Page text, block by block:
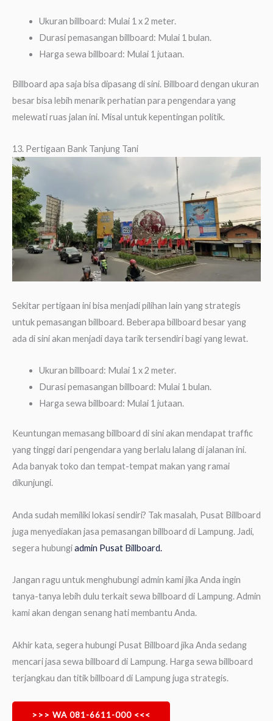
Ukuran billboard: Mulai 1 x 2 meter.
Durasi pemasangan billboard: Mulai 1 bulan.
Harga sewa billboard: Mulai 1 jutaan.
Billboard apa saja bisa dipasang di sini. Billboard dengan ukuran
besar bisa lebih menarik perhatian para pengendara yang
melewati ruas jalan ini. Misal untuk kepentingan politik.
13. Pertigaan Bank Tanjung Tani
Sekitar pertigaan ini bisa menjadi pilihan lain yang strategis
untuk pemasangan billboard. Beberapa billboard besar yang
ada di sini akan menjadi daya tarik tersendiri bagi yang lewat.
Ukuran billboard: Mulai 1 x 2 meter.
Durasi pemasangan billboard: Mulai 1 bulan.
Harga sewa billboard: Mulai 1 jutaan.
Keuntungan memasang billboard di sini akan mendapat traffic
yang tinggi dari pengendara yang berlalu lalang di jalanan ini.
Ada banyak toko dan tempat-tempat makan yang ramai
dikunjungi.
Anda sudah memiliki lokasi sendiri? Tak masalah, Pusat Billboard
juga menyediakan jasa pemasangan billboard di Lampung. Jadi,
segera hubungiadmin Pusat Billboard.
Jangan ragu untuk menghubungi admin kami jika Anda ingin
tanya-tanya lebih dulu terkait sewa billboard di Lampung. Admin
kami akan dengan senang hati membantu Anda.
Akhir kata, segera hubungi Pusat Billboard jika Anda sedang
mencari jasa sewa billboard di Lampung. Harga sewa billboard
terjangkau dan titik billboard di Lampung juga strategis.
>>> WA 081-6611-000 <<<